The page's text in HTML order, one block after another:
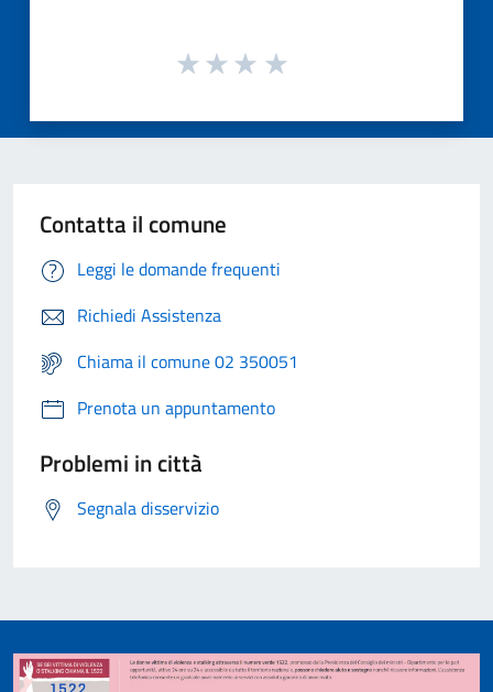
Contatta il comune
Leggi le domande frequenti
Richiedi Assistenza
Chiama il comune 02 350051
Prenota un appuntamento
Problemi in città
Segnala disservizio